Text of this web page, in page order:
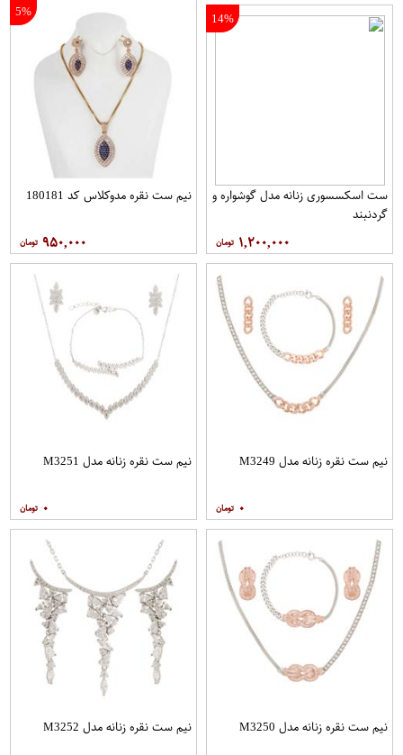
14%
ست اسکسسوری زنانه مدل گوشواره و
گردنبند
۱,۲۰۰,۰۰۰
5%
نيم ست نقره مدوکلاس كد 180181
۹۵۰,۰۰۰
نیم ست نقره زنانه مدل M3249
۰
نیم ست نقره زنانه مدل M3251
۰
نیم ست نقره زنانه مدل M3250 نیم ست نقره زنانه مدل M3252